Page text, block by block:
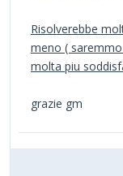
Risolverebbe
meno (
molta piu
grazie gm